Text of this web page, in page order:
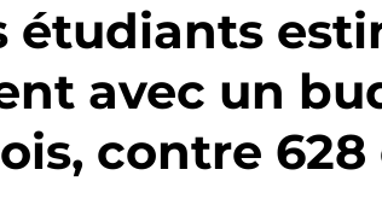
étudiants
avec un
contre 628